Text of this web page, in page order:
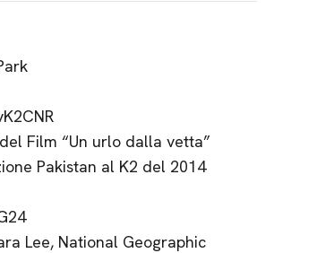
Film “Un urlo dalla vetta”
Pakistan al K2 del 2014
Lee, National Geographic